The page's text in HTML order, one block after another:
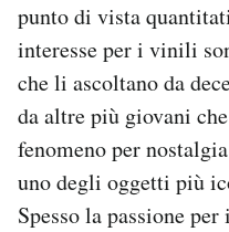
AREA PERSONALE
Area Personale
Newsletter
Notifiche mobile
Regala il Post
Hai bisogno di aiuto?
punto di vista
interesse per i vinili
che li ascoltano da
da altre più giovani
fenomeno per
uno degli oggetti più
Spesso la passione